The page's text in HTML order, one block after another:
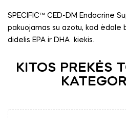
SPECIFIC™ CED-DM Endocrine
pakuojamas su azotu, kad ėdale
didelis EPA ir DHA
kiekis.
KITOS PREKĖS